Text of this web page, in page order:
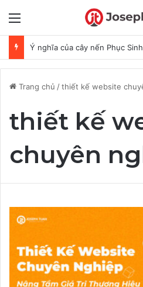
Ý nghĩa của cây nến Phục Sinh
Trang chủ /thiết kế website
thiết kế
chuyên